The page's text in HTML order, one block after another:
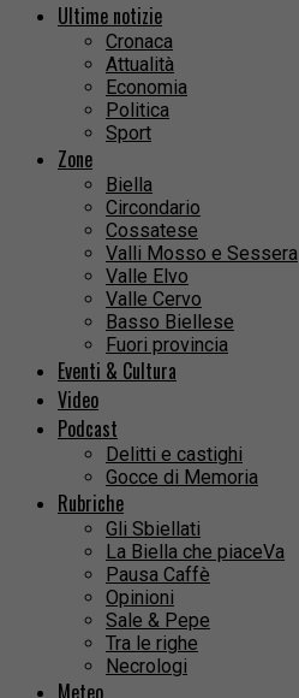
Ultime notizie
Cronaca
Attualità
Economia
Politica
Sport
Zone
Biella
Circondario
Cossatese
Valli Mosso e Sessera
Valle Elvo
Valle Cervo
Basso Biellese
Fuori provincia
Eventi & Cultura
Video
Podcast
Delitti e castighi
Gocce di Memoria
Rubriche
Gli Sbiellati
La Biella che piaceVa
Pausa Caffè
Opinioni
Sale & Pepe
Tra le righe
Necrologi